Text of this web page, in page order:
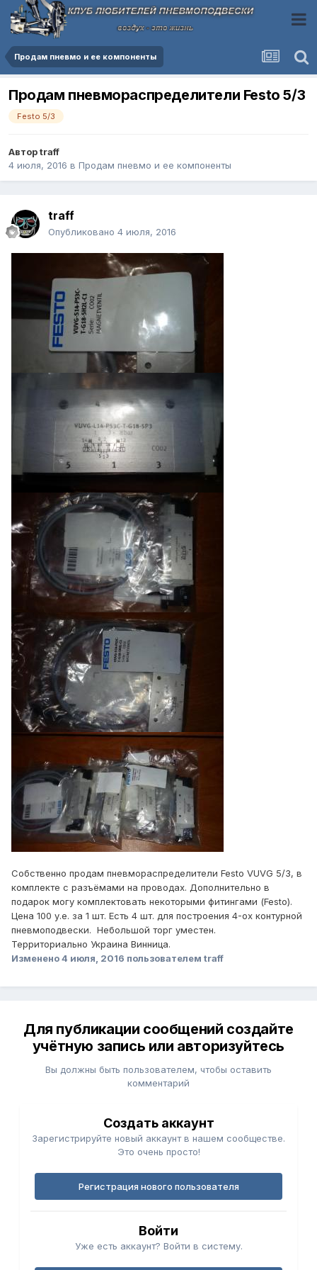
Продам пневмо и ее компоненты
Продам пневмораспределители Festo 5/3
Festo 5/3
Авторtraff
4 июля, 2016 в Продам пневмо и ее компоненты
traff
Опубликовано 4 июля, 2016
Собственно продам пневмораспределители Festo VUVG 5/3, в
комплекте с разъёмами на проводах. Дополнительно в
подарок могу комплектовать некоторыми фитингами (Festo).
Цена 100 у.е. за 1 шт. Есть 4 шт. для построения 4-ох контурной
пневмоподвески. Небольшой торг уместен.
Территориально Украина Винница.
Изменено4 июля, 2016 пользователем traff
Для публикации сообщений создайте
учётную запись или авторизуйтесь
Вы должны быть пользователем, чтобы оставить
комментарий
Создать аккаунт
Зарегистрируйте новый аккаунт в нашем сообществе.
Это очень просто!
Регистрация нового пользователя
Войти
Уже есть аккаунт? Войти в систему.